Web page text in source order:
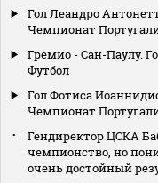
Гол Леандро
Чемпионат
Гремио - Сан-Паулу.
Футбол
Гол Фотиса
Чемпионат
Гендиректор ЦСКА
чемпионство, но
очень достойный